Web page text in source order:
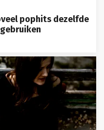
pophits dezelfde